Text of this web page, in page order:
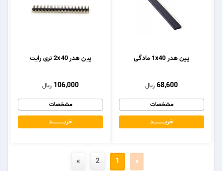
پین هدر 1x40 مادگی
68,600 ریال
مشخصات
خریــــــــــــد
پین هدر 2x40 نری رایت
106,000 ریال
مشخصات
خریــــــــــــد
«
1
2
»